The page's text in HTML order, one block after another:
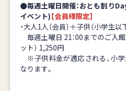
●毎週土曜日開催：おとも割り
イベント)【会員様限定】
・大人1人（会員）＋子供（小学生以
毎週土曜日 21：00までのご入館
ット） 1,250円
※子供料金が適応される、小
なります。